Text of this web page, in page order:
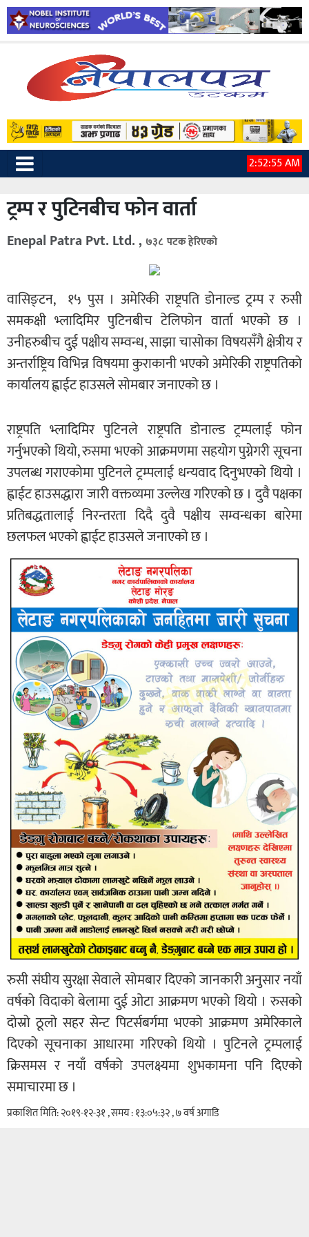
2:52:56 AM
ट्रम्प र पुटिनबीच फोन वार्ता
Enepal Patra Pvt. Ltd. , ७३८ पटक हेरिएको
वासिङ्टन, १५ पुस । अमेरिकी राष्ट्रपति डोनाल्ड ट्रम्प र रुसी
समकक्षी भ्लादिमिर पुटिनबीच टेलिफोन वार्ता भएको छ ।
उनीहरुबीच दुई पक्षीय सम्वन्ध, साझा चासोका विषयसँगै क्षेत्रीय र
अन्तर्राष्ट्रिय विभिन्न विषयमा कुराकानी भएको अमेरिकी राष्ट्रपतिको
कार्यालय ह्वाईट हाउसले सोमबार जनाएको छ ।
राष्ट्रपति भ्लादिमिर पुटिनले राष्ट्रपति डोनाल्ड ट्रम्पलाई फोन
गर्नुभएको थियो, रुसमा भएको आक्रमणमा सहयोग पुग्नेगरी सूचना
उपलब्ध गराएकोमा पुटिनले ट्रम्पलाई धन्यवाद दिनुभएको थियो ।
ह्वाईट हाउसद्धारा जारी वक्तव्यमा उल्लेख गरिएको छ । दुवै पक्षका
प्रतिबद्धतालाई निरन्तरता दिदै दुवै पक्षीय सम्वन्धका बारेमा
छलफल भएको ह्वाईट हाउसले जनाएको छ ।
रुसी संघीय सुरक्षा सेवाले सोमबार दिएको जानकारी अनुसार नयाँ
वर्षको विदाको बेलामा दुई ओटा आक्रमण भएको थियो । रुसको
दोस्रो ठूलो सहर सेन्ट पिटर्सबर्गमा भएको आक्रमण अमेरिकाले
दिएको सूचनाका आधारमा गरिएको थियो । पुटिनले ट्रम्पलाई
क्रिसमस र नयाँ वर्षको उपलक्ष्यमा शुभकामना पनि दिएको
समाचारमा छ ।
प्रकाशित मिति: २०१९-१२-३१ , समय : १३:०५:३२ , ७ वर्ष अगाडि